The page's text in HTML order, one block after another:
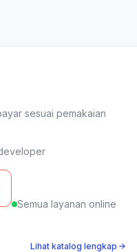
sesuai pemakaian
Semua layanan online
Lihat katalog lengkap →